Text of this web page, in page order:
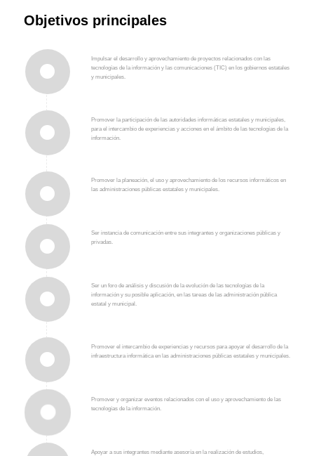
Objetivos principales
Impulsar el desarrollo y aprovechamiento de proyectos relacionados con las
tecnologías de la información y las comunicaciones (TIC) en los gobiernos estatales
y municipales.
Promover la participación de las autoridades informáticas estatales y municipales,
para el intercambio de experiencias y acciones en el ámbito de las tecnologías de la
información.
Promover la planeación, el uso y aprovechamiento de los recursos informáticos en
las administraciones públicas estatales y municipales.
Ser instancia de comunicación entre sus integrantes y organizaciones públicas y
privadas.
Ser un foro de análisis y discusión de la evolución de las tecnologías de la
información y su posible aplicación, en las tareas de las administración pública
estatal y municipal.
Promover el intercambio de experiencias y recursos para apoyar el desarrollo de la
infraestructura informática en las administraciones públicas estatales y municipales.
Promover y organizar eventos relacionados con el uso y aprovechamiento de las
tecnologías de la información.
Apoyar a sus integrantes mediante asesoría en la realización de estudios,